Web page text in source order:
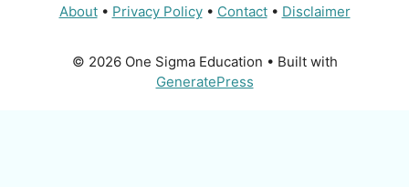
About• Privacy Policy• Contact• Disclaimer
© 2026 One Sigma Education • Built with
GeneratePress